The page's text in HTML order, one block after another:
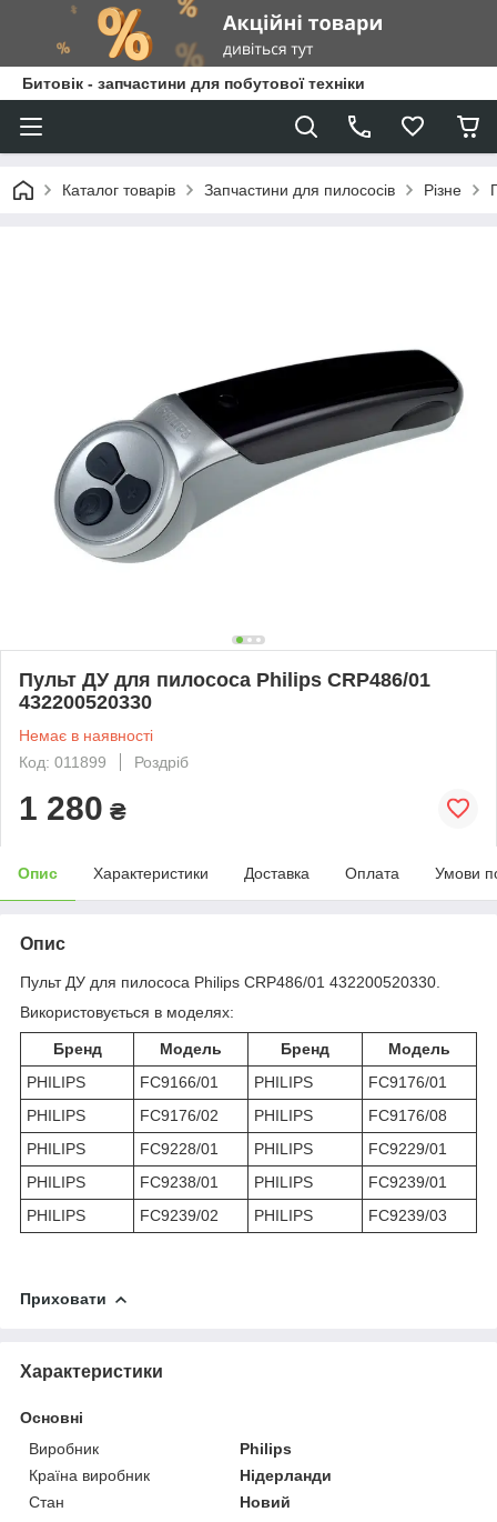
Битовік - запчастини для побутової техніки
Каталог товарів Запчастини для пилососів Різне
Пульт ДУ для пилососа Philips CRP486/01
432200520330
Немає в наявності
Код: 011899
Роздріб
1 280 ₴
Опис Характеристики Доставка Оплата Умови
Опис
Пульт ДУ для пилососа Philips CRP486/01 432200520330.
Використовується в моделях:
Бренд Модель Бренд
Модель
PHILIPS
FC9166/01 PHILIPS
FC9176/01
PHILIPS
FC9176/02 PHILIPS
FC9176/08
PHILIPS
FC9228/01 PHILIPS
FC9229/01
PHILIPS
FC9238/01 PHILIPS
FC9239/01
PHILIPS
FC9239/02 PHILIPS FC9239/03
Приховати
Характеристики
Основні
Виробник
Philips
Країна виробник
Нідерланди
Стан
Новий